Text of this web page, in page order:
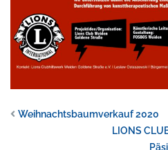
Weihnachtsbaumverkauf 2020
LIONS